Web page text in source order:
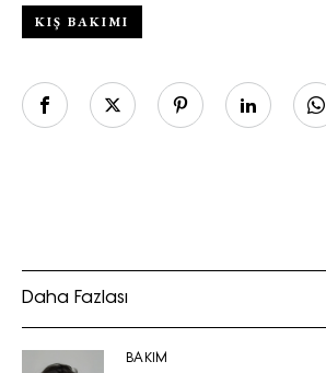
KIŞ BAKIMI
Daha Fazlası
BAKIM